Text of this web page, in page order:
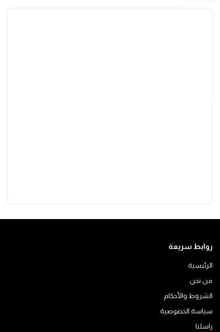
روابط سريعة
الرئيسية
من نحن
الشروط والأحكام
سياسة الخصوصية
راسلنا